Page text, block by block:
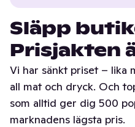
Släpp
Prisjakten
Vi har sänkt priset – lika
all mat och dryck. Och
som alltid ger dig 500
marknadens lägsta pris.